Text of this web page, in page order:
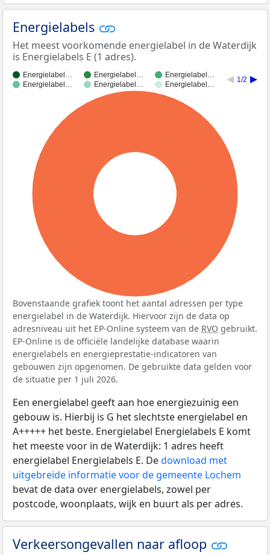
Energielabels
Het meest voorkomende energielabel in de Waterdijk
is Energielabels E (1 adres).
Energielabel… Energielabel…
Energielabel…
Energielabel…
Energielabel… Energielabel…
1/2
Bovenstaande grafiek toont het aantal adressen per type
energielabel in de Waterdijk. Hiervoor zijn de data op
adresniveau uit het EP-Online systeem van de RVO gebruikt.
EP-Online is de officiële landelijke database waarin
energielabels en energieprestatie-indicatoren van
gebouwen zijn opgenomen. De gebruikte data gelden voor
de situatie per 1 juli 2026.
Een energielabel geeft aan hoe energiezuinig een
gebouw is. Hierbij is G het slechtste energielabel en
A+++++ het beste. Energielabel Energielabels E komt
het meeste voor in de Waterdijk: 1 adres heeft
energielabel Energielabels E. Dedownload met
uitgebreide informatie voor de gemeente Lochem
bevat de data over energielabels, zowel per
postcode, woonplaats, wijk en buurt als per adres.
Verkeersongevallen naar afloop